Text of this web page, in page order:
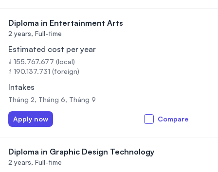
Diploma in Entertainment Arts
2 years, Full-time
Estimated cost per year
₫ 155.767.677 (local)
₫ 190.137.731 (foreign)
Intakes
Tháng 2, Tháng 6, Tháng 9
Apply now Compare
Diploma in Graphic Design Technology
2 years, Full-time